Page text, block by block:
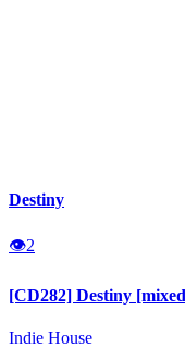
Destiny
👁2
[CD282] Destiny
Indie House